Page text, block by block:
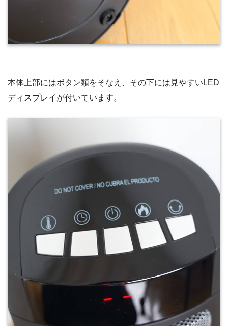
本体上部にはボタン類をそなえ、その下には見やすいLED
ディスプレイが付いています。